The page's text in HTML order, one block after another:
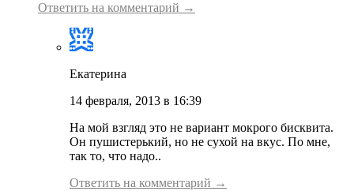
Ответить на комментарий →
Екатерина
14 февраля, 2013 в 16:39
На мой взгляд это не вариант мокрого бисквита.
Он пушистерький, но не сухой на вкус. По мне,
так то, что надо..
Ответить на комментарий →